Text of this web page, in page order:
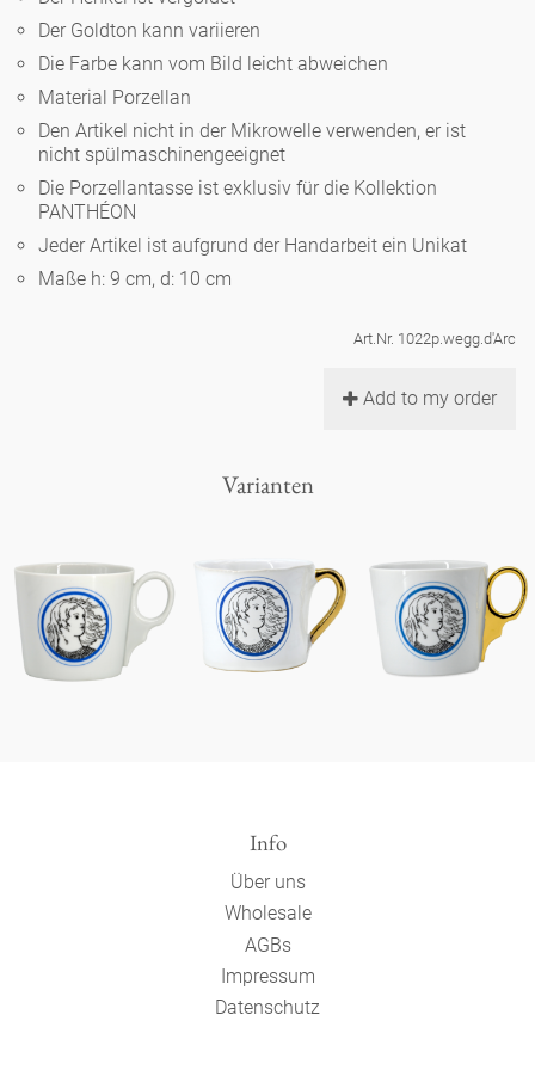
Porzellan
Humor
klassische Musiker
zeitgenössische Musiker
Kleine Kaffeetasse 'Glam'
Espressotassen 'Glam'
Runde Teller - weiß
Ovale Teller - weiß
Runde Teller 'de Luxe'
Tiefe Teller - weiß
Ovale Teller 'de Luxe'
Lange Teller 'de Luxe'
Teekanne
Vasen 'de Luxe'
Fressnapf
Goldener Käfig
Schalen 'de Luxe'
Hors d'Œvre
Hände und Füße
Bad
Schnickschnack
Präsentation
Räucherstäbchenhalter
Unpraktisch
Spielen
Dies & Das
Buchstaben
Figuren
Porzellanfiguren
Alices Schachspiel 'de Luxe'
Der Goldton kann variieren
Die Farbe kann vom Bild leicht abweichen
Material Porzellan
Den Artikel nicht in der Mikrowelle verwenden, er ist
nicht spülmaschinengeeignet
Die Porzellantasse ist exklusiv für die Kollektion
PANTHÉON
Jeder Artikel ist aufgrund der Handarbeit ein Unikat
Maße h: 9 cm, d: 10 cm
Art.Nr. 1022p.wegg.d'Arc
Add to my order
Varianten
Info
Über uns
Wholesale
AGBs
Impressum
Datenschutz